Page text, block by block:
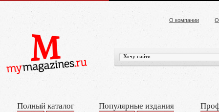
О компании
Полный каталог Популярные издания